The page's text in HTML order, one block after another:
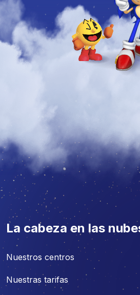
La cabeza en las
Nuestros centros
Nuestras tarifas